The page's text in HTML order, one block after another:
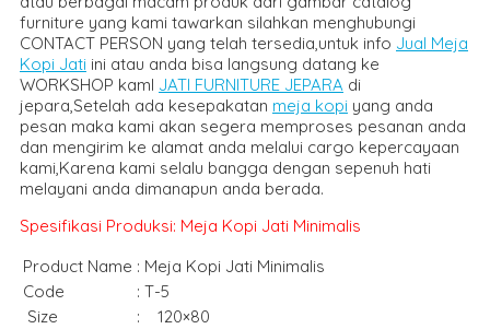
furniture yang kami tawarkan silahkan menghubungi
CONTACT PERSON yang telah tersedia,untuk info Jual Meja
Kopi Jati ini atau anda bisa langsung datang ke
WORKSHOP kamI JATI FURNITURE JEPARA di
jepara,Setelah ada kesepakatan meja kopi yang anda
pesan maka kami akan segera memproses pesanan anda
dan mengirim ke alamat anda melalui cargo kepercayaan
kami,Karena kami selalu bangga dengan sepenuh hati
melayani anda dimanapun anda berada.
Spesifikasi Produksi: Meja Kopi Jati Minimalis
Product Name : Meja Kopi Jati Minimalis
Code
: T-5
Size
:
120×80